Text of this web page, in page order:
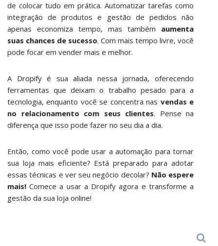
de colocar tudo em prática. Automatizar tarefas como
integração de produtos e gestão de pedidos não
apenas economiza tempo, mas também aumenta
suas chances de sucesso. Com mais tempo livre, você
pode focar em vender mais e melhor.
A Dropifyé sua aliada nessa jornada, oferecendo
ferramentas que deixam o trabalho pesado para a
tecnologia, enquanto você se concentra nas vendas e
no relacionamento com seus clientes. Pense na
diferença que isso pode fazer no seu dia a dia.
Então, como você pode usar a automação para tornar
sua loja mais eficiente? Está preparado para adotar
essas técnicas e ver seu negócio decolar? Não espere
mais! Comece a usar a Dropify agora e transforme a
gestão da sua loja online!
Search